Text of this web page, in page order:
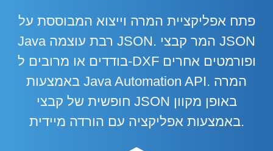
פתח אפליקציית המרה וייצוא המבוססת על
Java רבת עוצמה JSON. המר קבצי JSON
בודדים או מרובים ל-DXF ופורמטים אחרים
באמצעות Java Automation API. המרה
חופשית של קבצי JSON באופן מקוון
באמצעות אפליקציה עם הורדה מיידית.